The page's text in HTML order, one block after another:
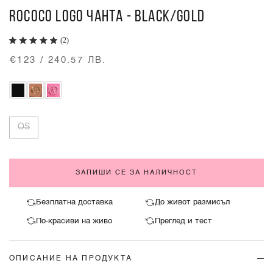
ROCOCO LOGO ЧАНТА - BLACK/GOLD
(2)
€123 / 240.57 ЛВ.
OS
ЗАПИШИ СЕ ЗА НАЛИЧНОСТ
Безплатна доставка До живот размисъл
По-красиви на живо Преглед и тест
ОПИСАНИЕ НА ПРОДУКТА